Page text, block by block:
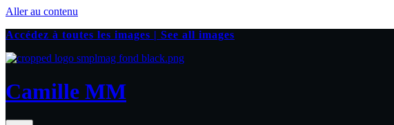
Aller au contenu
Accédez à toutes les images | See all images
Camille MM